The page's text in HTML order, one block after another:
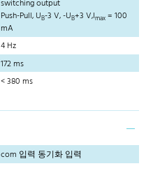
switching output
Push-Pull, UB-3 V, -UB+3 V,Imax = 100
mA
4 Hz
172 ms
< 380 ms
com 입력 동기화 입력